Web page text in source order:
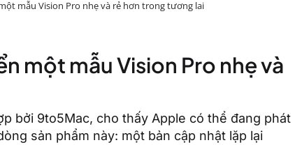
mẫu Vision Pro nhẹ và rẻ hơn trong tương lai
một mẫu Vision Pro nhẹ và
bởi 9to5Mac, cho thấy Apple có thể đang phát
sản phẩm này: một bản cập nhật lặp lại